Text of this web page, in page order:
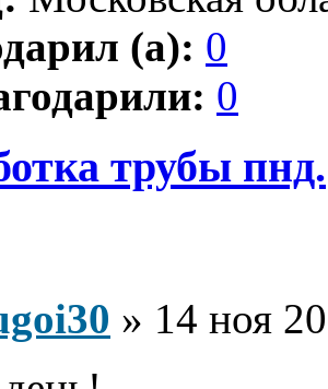
(а): 0
0
трубы пнд.
» 14 ноя